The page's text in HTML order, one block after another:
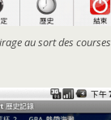
au sort des courses